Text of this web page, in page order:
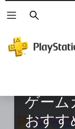
検
索
ゲーム
おすす